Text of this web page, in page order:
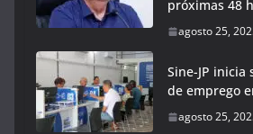
próximas 48
agosto 25,
Sine-JP inicia
de emprego
agosto 25,